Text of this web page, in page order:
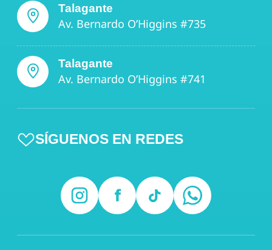
Talagante
Av. Bernardo O’Higgins #735
Talagante
Av. Bernardo O’Higgins #741
SÍGUENOS EN REDES